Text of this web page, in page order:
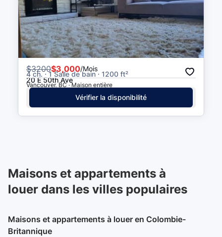
$3200$3,000/Mois
4 ch. · 1 Salle de bain · 1200 ft²
20 E 50th Ave
Vancouver, BC · Maison entière
Vérifier la disponibilité
Maisons et appartements à
louer dans les villes populaires
Maisons et appartements à louer en Colombie-
Britannique